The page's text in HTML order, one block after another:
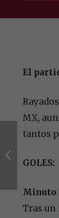
El
MX,
tantos
GOLES:
Minuto
Tras un